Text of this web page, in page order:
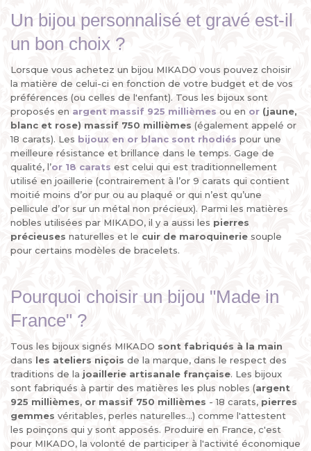
Un bijou personnalisé et gravé est-il
un bon choix ?
Lorsque vous achetez un bijou MIKADO vous pouvez choisir
la matière de celui-ci en fonction de votre budget et de vos
préférences (ou celles de l'enfant). Tous les bijoux sont
proposés en argent massif 925 millièmes ou en or (jaune,
blanc et rose) massif 750 millièmes (également appelé or
18 carats). Les bijoux en or blanc sont rhodiés pour une
meilleure résistance et brillance dans le temps. Gage de
qualité, l’or 18 carats est celui qui est traditionnellement
utilisé en joaillerie (contrairement à l’or 9 carats qui contient
moitié moins d’or pur ou au plaqué or qui n’est qu’une
pellicule d’or sur un métal non précieux). Parmi les matières
nobles utilisées par MIKADO, il y a aussi les pierres
précieuses naturelles et le cuir de maroquinerie souple
pour certains modèles de bracelets.
Pourquoi choisir un bijou "Made in
France" ?
Tous les bijoux signés MIKADO sont fabriqués à la main
dans les ateliers niçois de la marque, dans le respect des
traditions de la joaillerie artisanale française. Les bijoux
sont fabriqués à partir des matières les plus nobles (argent
925 millièmes, or massif 750 millièmes - 18 carats, pierres
gemmes véritables, perles naturelles...) comme l'attestent
les poinçons qui y sont apposés. Produire en France, c'est
pour MIKADO, la volonté de participer à l'activité économique